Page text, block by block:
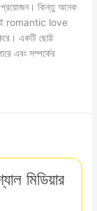
প্রয়োজন। কিন্তু অনেক
romantic love
একটি ছোট্ট
এবং সম্পর্কের
মিডিয়ার